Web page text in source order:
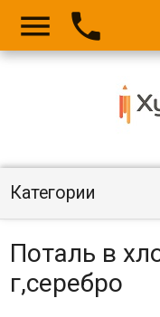
 
Категории
Поталь в
г,серебро